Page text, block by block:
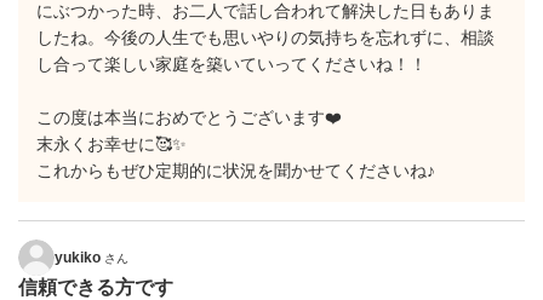
にぶつかった時、お二人で話し合われて解決した日もありま
したね。今後の人生でも思いやりの気持ちを忘れずに、相談
し合って楽しい家庭を築いていってくださいね！！
この度は本当におめでとうございます❤️
末永くお幸せに🥰✨
これからもぜひ定期的に状況を聞かせてくださいね♪
yukiko さん
信頼できる方です